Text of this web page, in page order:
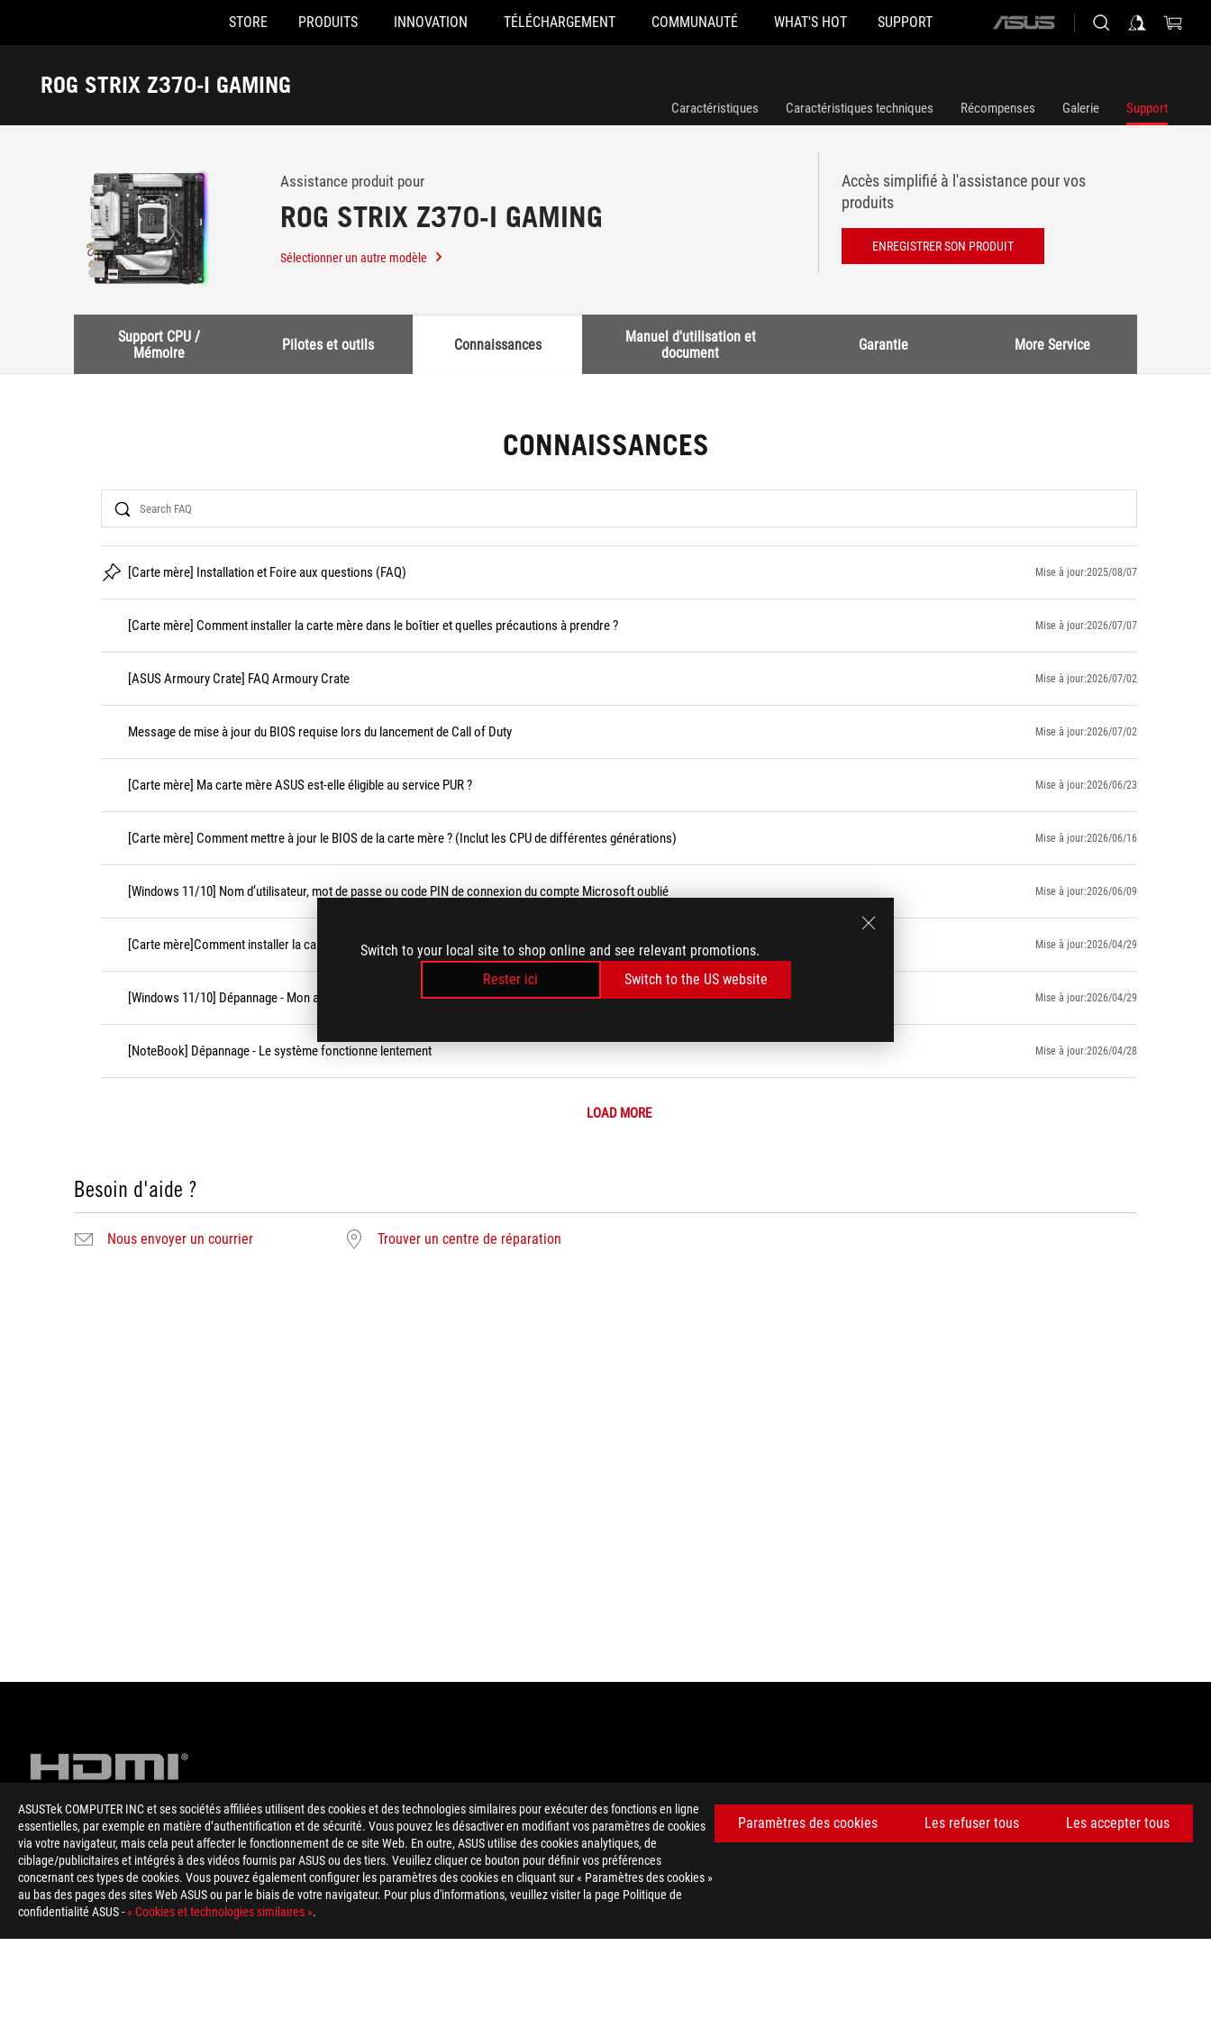
ASUSTek COMPUTER INC et ses sociétés affiliées utilisent des cookies et des technologies similaires pour exécuter des fonctions en ligne
essentielles, par exemple en matière d’authentification et de sécurité. Vous pouvez les désactiver en modifiant vos paramètres de cookies
via votre navigateur, mais cela peut affecter le fonctionnement de ce site Web. En outre, ASUS utilise des cookies analytiques, de
ciblage/publicitaires et intégrés à des vidéos fournis par ASUS ou des tiers. Veuillez cliquer ce bouton pour définir vos préférences
concernant ces types de cookies. Vous pouvez également configurer les paramètres des cookies en cliquant sur « Paramètres des cookies »
au bas des pages des sites Web ASUS ou par le biais de votre navigateur. Pour plus d'informations, veuillez visiter la page Politique de
confidentialité ASUS -« Cookies et technologies similaires ».
Paramètres des cookies Les refuser tous Les accepter tous
Switch to your local site to shop online and see relevant promotions.
Rester ici
Switch to the US website
Accessibility links
STORE PRODUITS INNOVATION TÉLÉCHARGEMENT COMMUNAUTÉ WHAT'S HOT SUPPORT
ASUS
ROG STRIX Z370-I GAMING
Support
Caractéristiques Caractéristiques techniques Récompenses Galerie Support
Assistance produit pour
ROG STRIX Z370-I GAMING
Sélectionner un autre modèle
Accès simplifié à l'assistance pour vos
produits
ENREGISTRER SON PRODUIT
Support CPU /
Mémoire
Pilotes et outils Connaissances
Manuel d'utilisation et
document
Garantie More Service
CONNAISSANCES
Search
[Carte mère] Installation et Foire aux questions (FAQ) Mise à jour:2025/08/07
[Carte mère] Comment installer la carte mère dans le boîtier et quelles précautions à prendre ? Mise à jour:2026/07/07
[ASUS Armoury Crate] FAQ Armoury Crate Mise à jour:2026/07/02
Message de mise à jour du BIOS requise lors du lancement de Call of Duty Mise à jour:2026/07/02
[Carte mère] Ma carte mère ASUS est-elle éligible au service PUR ? Mise à jour:2026/06/23
[Carte mère] Comment mettre à jour le BIOS de la carte mère ? (Inclut les CPU de différentes générations) Mise à jour:2026/06/16
[Windows 11/10] Nom d’utilisateur, mot de passe ou code PIN de connexion du compte Microsoft oublié Mise à jour:2026/06/09
[Carte mère]Comment installer la carte graphique sur la carte mère Mise à jour:2026/04/29
[Windows 11/10] Dépannage - Mon appareil ne peut pas accéder à Windows Mise à jour:2026/04/29
[NoteBook] Dépannage - Le système fonctionne lentement Mise à jour:2026/04/28
LOAD MORE
Besoin d'aide ?
Nous envoyer un courrier Trouver un centre de réparation
Disclaimer
Toutes les spécifications sont sujettes à changement sans notification préalable. Consultez votre revendeur pour connaitre les spécifications exactes des offres. Les produits peuvent ne pas être
disponibles dans tous les marchés.
La couleur de la carte et les versions des logiciels sont sujettes à modification sans préavis.
Tous les noms de marques de commerce, de marques et de produits sont la propriété de leurs sociétés respectives.
Les termes HDMI, interface multimédia haute définition HDMI et habillage commercial HDMI, et les logos HDMI sont des marques commerciales et des marques déposées de HDMI Licensing
Administrator, Inc.